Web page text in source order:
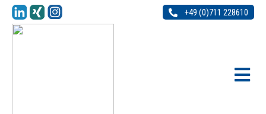
+49 (0)711 228610